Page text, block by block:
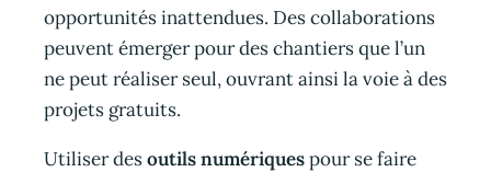
opportunités inattendues. Des collaborations
peuvent émerger pour des chantiers que l’un
ne peut réaliser seul, ouvrant ainsi la voie à des
projets gratuits.
Utiliser desoutils numériquespour se faire